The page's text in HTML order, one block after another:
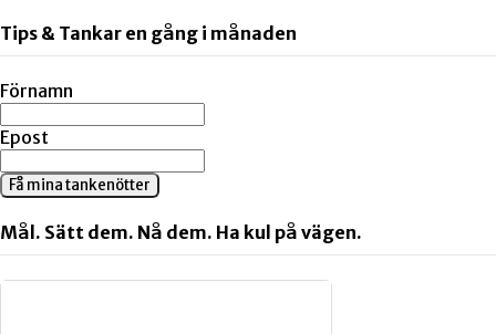
Tips & Tankar en gång i månaden
Förnamn
Epost
Få mina tankenötter
Mål. Sätt dem. Nå dem. Ha kul på vägen.